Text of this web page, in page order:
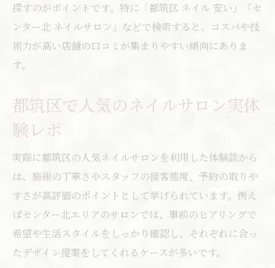
探すのがポイントです。特に「都筑区 ネイル 安い」「セ
ンター北 ネイルサロン」などで検索すると、コスパや技
術力が高い店舗の口コミが集まりやすい傾向にありま
す。
都筑区で人気のネイルサロン実体
験レポ
実際に都筑区の人気ネイルサロンを利用した体験談から
は、施術の丁寧さやスタッフの接客態度、予約の取りや
すさが高評価のポイントとして挙げられています。例え
ばセンター北エリアのサロンでは、事前のヒアリングで
希望や生活スタイルをしっかり確認し、それぞれに合っ
たデザイン提案をしてくれるケースが多いです。